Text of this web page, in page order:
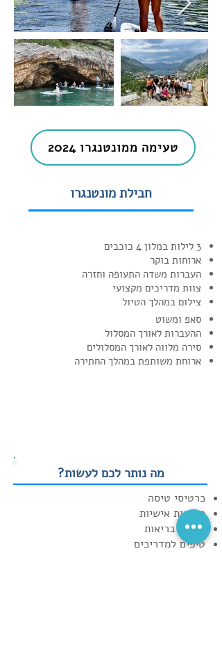
טעימה ממונטנגרו 2024
חבילת מונטנגרו
3 לילות במלון 4 כוכבים
ארוחות בוקר
העברות משדה התעופה וחזרה
צוות מדריכים מקצועי
צילום במהלך הטיול
​סאפ ומשוט
ההעברות לאורך המסלול
סירה מלווה לאורך המסלולים
ארוחת משותפת במהלך החתירה
מה נותר לכם לעשות?
כרטיסי טיסה
הוצאות אישיות
ביטוח בריאות
טיפים למדריכים